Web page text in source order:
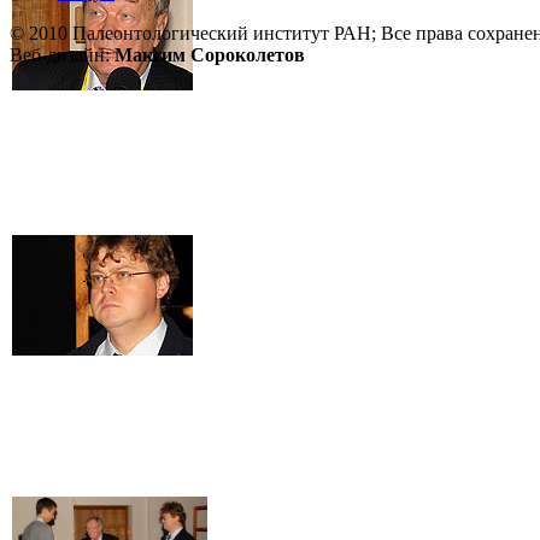
© 2010 Палеонтологический институт РАН; Все права
Веб-дизайн:Максим Сороколетов